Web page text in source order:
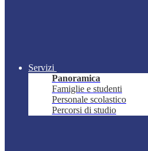
Servizi
Panoramica
Famiglie e studenti
Personale scolastico
Percorsi di studio